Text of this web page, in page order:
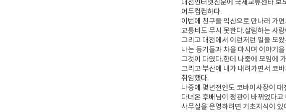
대전인터넷신문에 국제교류센타 보
어두컴컴하다.
이번에 친구을 익산으로 만나러 가
교통비도 무시 못한다.살림하는 사
그리고 대전에서 이런저런 일을 도
나는 동기들과 차을 마시며 이야기
그것이 다였다.한데 나중에 모임에
그리고 부산에 내가 내려가면서 코
취임했다.
나중에 몇년전엔도 코바이사장이
다녀온 후배님이 정관이 바뀌었다
사무실을 운영하려면 기초지식이